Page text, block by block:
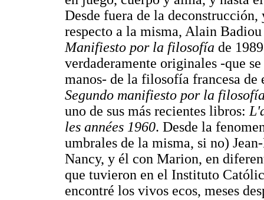
Desde fuera de la
respecto a la misma, Alain
Manifiesto por la filosofía de
verdaderamente originales -que
manos- de la filosofía francesa de
Segundo manifiesto por la
uno de sus más recientes libros:
les années 1960. Desde la
umbrales de la misma, si no)
Nancy, y él con Marion, en
que tuvieron en el Instituto
encontré los vivos ecos, meses